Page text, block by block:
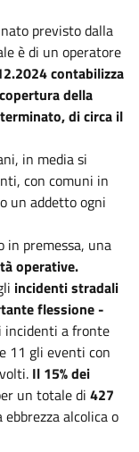
previsto dalla
è di un operatore
contabilizza
della
di circa il
in media si
con comuni in
un addetto ogni
in premessa, una
operative.
incidenti stradali
flessione -
incidenti a fronte
11 gli eventi con
Il 15% dei
un totale di 427
alcolica o